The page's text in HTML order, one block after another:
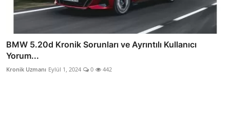
BMW 5.20d Kronik Sorunları ve Ayrıntılı Kullanıcı
Yorum...
Kronik Uzmanı Eylül 1, 2024 0 442